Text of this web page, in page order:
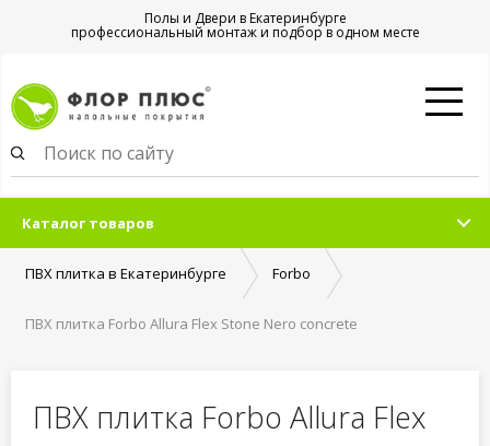
Полы и Двери в Екатеринбурге
профессиональный монтаж и подбор в одном месте
Каталог товаров
ПВХ плитка в Екатеринбурге Forbo
ПВХ плитка Forbo Allura Flex Stone Nero concrete
ПВХ плитка Forbo Allura Flex